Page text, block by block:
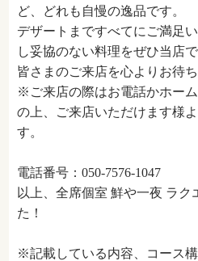
ど、どれも自慢の逸品です。
デザートまですべてにご満足
し妥協のない料理をぜひ当店
皆さまのご来店を心よりお待ち
※ご来店の際はお電話かホー
の上、ご来店いただけます様
す。
電話番号：050-7576-1047
以上、全席個室 鮮や一夜 ラク
た！
※記載している内容、コース